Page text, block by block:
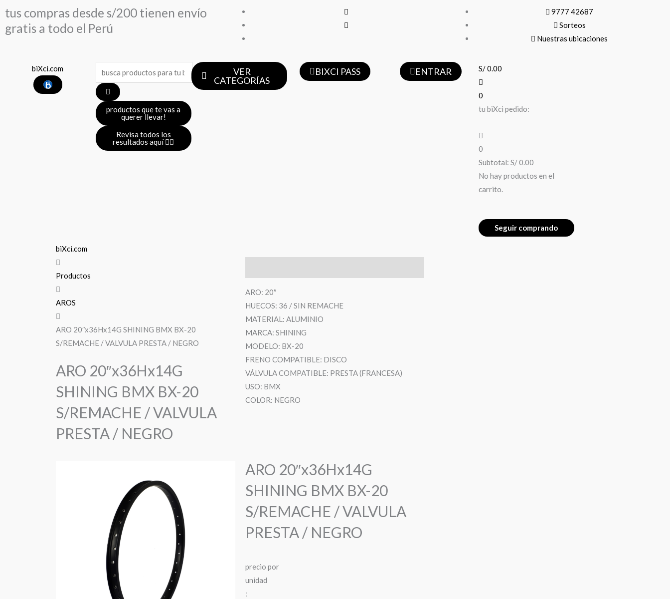
contenido
tus compras desde s/200 tienen envío
gratis a todo el Perú
9777 42687
Sorteos
Nuestras ubicaciones
biXci.com
...
productos que te vas a
querer llevar!
Revisa todos los
resultados aquí 👈🏼
VER
CATEGORÍAS
BIXCI PASS ENTRAR S/0.00
0
tu biXci pedido:
0
Subtotal: S/0.00
No hay productos en el
carrito.
Seguir comprando
biXci.com
Productos
AROS
ARO 20″x36Hx14G SHINING BMX BX-20
S/REMACHE / VALVULA PRESTA / NEGRO
ARO 20″x36Hx14G
SHINING BMX BX-20
S/REMACHE / VALVULA
PRESTA / NEGRO
ARO: 20″
HUECOS: 36 / SIN REMACHE
MATERIAL: ALUMINIO
MARCA: SHINING
MODELO: BX-20
FRENO COMPATIBLE: DISCO
VÁLVULA COMPATIBLE: PRESTA (FRANCESA)
USO: BMX
COLOR: NEGRO
ARO 20″x36Hx14G
SHINING BMX BX-20
S/REMACHE / VALVULA
PRESTA / NEGRO
precio por
unidad
: